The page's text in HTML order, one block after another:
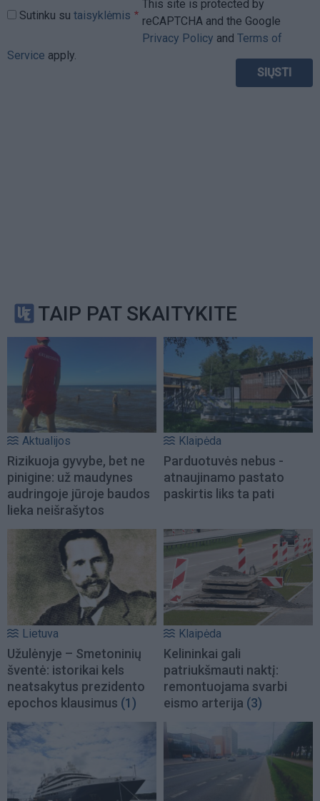
Sutinku su taisyklėmis
This site is protected by
reCAPTCHA and the Google
Privacy Policy and Terms of
Service apply.
TAIP PAT SKAITYKITE
Aktualijos
Rizikuoja gyvybe, bet ne
pinigine: už maudynes
audringoje jūroje baudos
lieka neišrašytos
Klaipėda
Parduotuvės nebus -
atnaujinamo pastato
paskirtis liks ta pati
Lietuva
Užulėnyje – Smetoninių
šventė: istorikai kels
neatsakytus prezidento
epochos klausimus (1)
Klaipėda
Kelininkai gali
patriukšmauti naktį:
remontuojama svarbi
eismo arterija (3)